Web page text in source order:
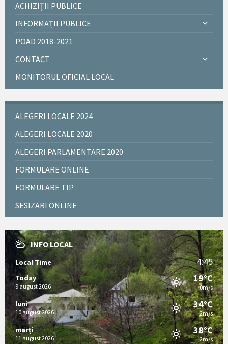
ACHIZIȚII PUBLICE
INFORMAȚII PUBLICE
POAD 2018-2021
CONTACT
MONITORUL OFICIAL LOCAL
ALEGERI LOCALE 2024
ALEGERI LOCALE 2020
ALEGERI PARLAMENTARE 2020
FORMULARE ONLINE
FORMULARE TIP
SESIZARI ONLINE
INFO LOCAL
Local Time 4:45
Today
9 august 2026
19°C
0m/s
luni
10 august 2026
34°C
2m/s
marți
11 august 2026
38°C
2m/s